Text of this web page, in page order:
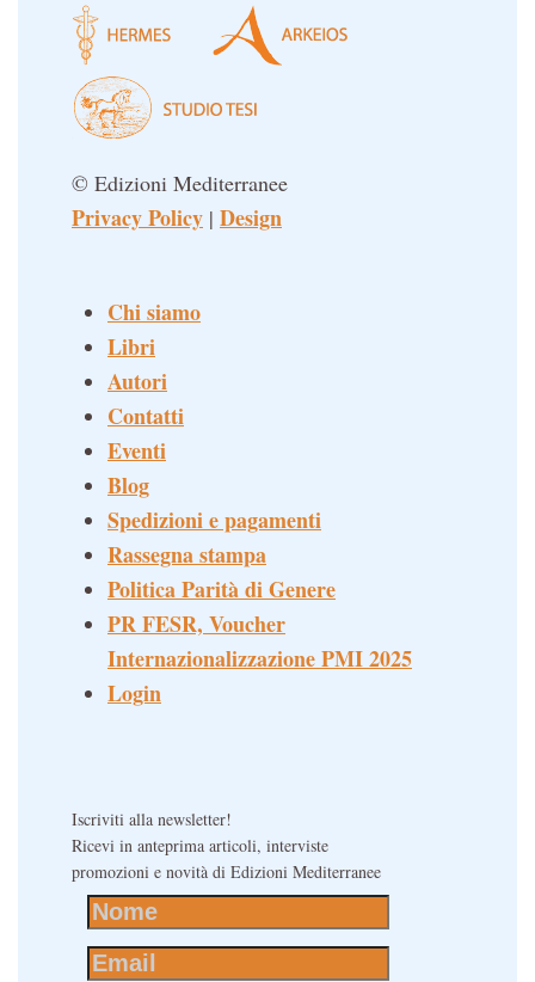
© Edizioni Mediterranee
Privacy Policy | Design
Chi siamo
Libri
Autori
Contatti
Eventi
Blog
Spedizioni e pagamenti
Rassegna stampa
Politica Parità di Genere
PR FESR, Voucher
Internazionalizzazione PMI 2025
Login
Iscriviti alla newsletter!
Ricevi in anteprima articoli, interviste
promozioni e novità di Edizioni Mediterranee